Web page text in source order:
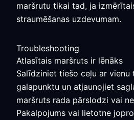
maršrutu tikai tad, ja
straumēšanas uzdevumam.
Troubleshooting
Atlasītais maršruts ir lēnāks
Salīdziniet tiešo ceļu ar vienu
galapunktu un atjaunojiet
maršruts rada pārslodzi vai
Pakalpojums vai lietotne